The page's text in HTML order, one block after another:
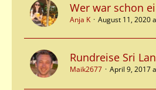
Wer war schon
Anja K August 11, 2020
Rundreise Sri
Maik2677 April 9, 2017